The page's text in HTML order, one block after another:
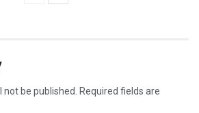
be published.
Required fields are